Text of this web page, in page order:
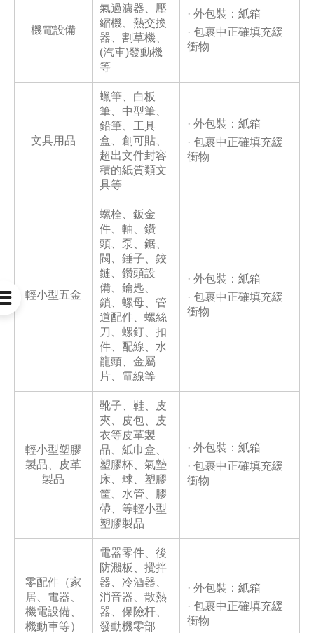
機電設備
氣過濾器、壓
縮機、熱交換
器、割草機、
(汽車)發動機
等
· 外包裝：紙箱
· 包裹中正確填充緩
衝物
文具用品
蠟筆、白板
筆、中型筆、
鉛筆、工具
盒、創可貼、
超出文件封容
積的紙質類文
具等
· 外包裝：紙箱
· 包裹中正確填充緩
衝物
輕小型五金
螺栓、鈑金
件、軸、鑽
頭、泵、鋸、
閥、錘子、鉸
鏈、鑽頭設
備、鑰匙、
鎖、螺母、管
道配件、螺絲
刀、螺釘、扣
件、配線、水
龍頭、金屬
片、電線等
· 外包裝：紙箱
· 包裹中正確填充緩
衝物
輕小型塑膠
製品、皮革
製品
靴子、鞋、皮
夾、皮包、皮
衣等皮革製
品、紙巾盒、
塑膠杯、氣墊
床、球、塑膠
筐、水管、膠
帶、等輕小型
塑膠製品
· 外包裝：紙箱
· 包裹中正確填充緩
衝物
零配件（家
居、電器、
機電設備、
機動車等）
電器零件、後
防濺板、攪拌
器、冷酒器、
消音器、散熱
器、保險杆、
發動機零部
· 外包裝：紙箱
· 包裹中正確填充緩
衝物